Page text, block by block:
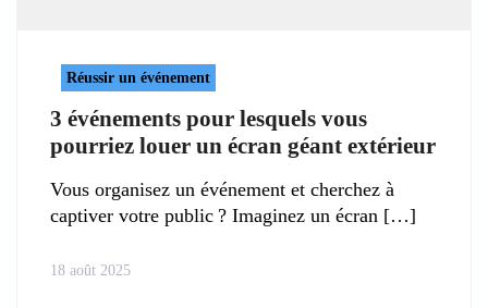
Réussir un événement
3 événements pour lesquels vous
pourriez louer un écran géant extérieur
Vous organisez un événement et cherchez à
captiver votre public ? Imaginez un écran
18 août 2025